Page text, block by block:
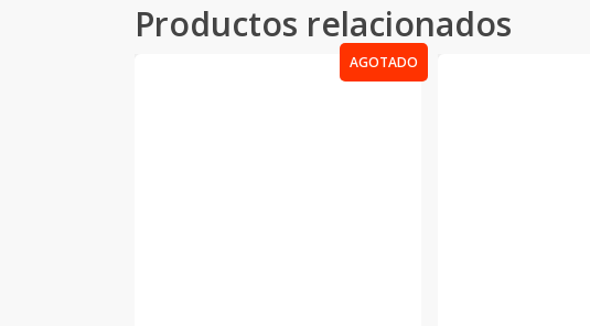
Productos relacionados
AGOTADO